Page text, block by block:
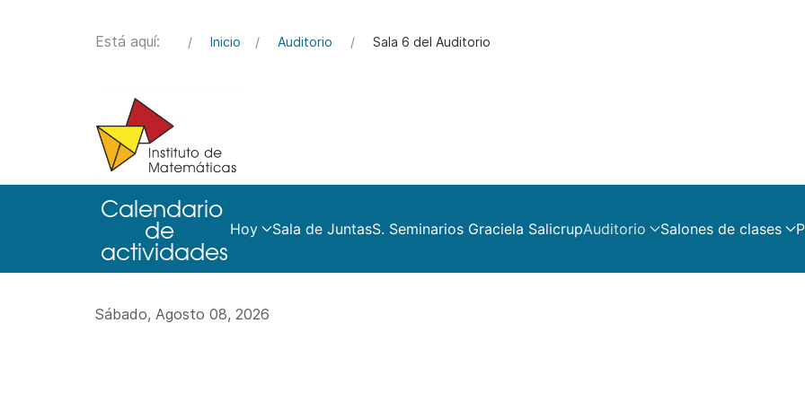
Está aquí: Inicio Auditorio Sala 6 del Auditorio
Hoy Sala de JuntasS. Seminarios Graciela SalicrupAuditorio Salones de clases
Sábado, Agosto 08, 2026